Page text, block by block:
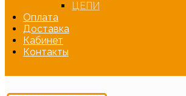
ЦЕПИ
Оплата
Доставка
Кабинет
Контакты